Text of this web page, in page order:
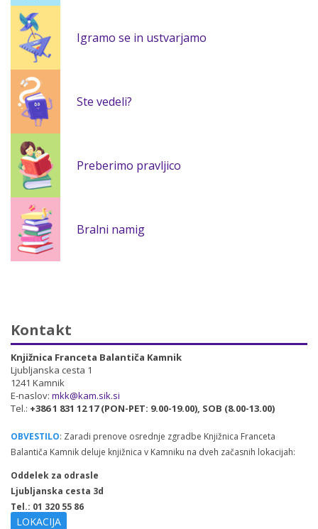
Igramo se in ustvarjamo
Ste vedeli?
Preberimo pravljico
Bralni namig
Kontakt
Knjižnica Franceta Balantiča Kamnik
Ljubljanska cesta 1
1241 Kamnik
E-naslov: mkk@kam.sik.si
Tel.: +386 1 831 12 17 (PON-PET: 9.00-19.00), SOB (8.00-13.00)
OBVESTILO: Zaradi prenove osrednje zgradbe Knjižnica Franceta
Balantiča Kamnik deluje knjižnica v Kamniku na dveh začasnih lokacijah:
Oddelek za odrasle
Ljubljanska cesta 3d
Tel.: 01 320 55 86
LOKACIJA